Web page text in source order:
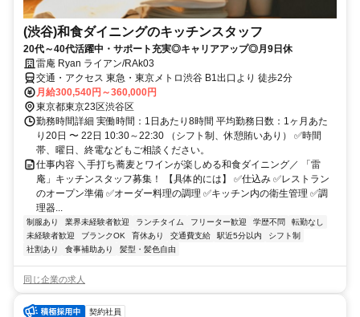
(渋谷)和食ダイニングのキッチンスタッフ
20代～40代活躍中・サポート充実◎キャリアアップ◎月9日休
雷庵 Ryan ライアン/RAk03
交通・アクセス 東急・東京メトロ渋谷 B1出口より 徒歩2分
月給300,540円～360,000円
東京都東京23区渋谷区
勤務時間詳細 実働時間：1日あたり8時間 平均勤務日数：1ヶ月あた
り20日 〜 22日 10:30～22:30 （シフト制、休憩賄いあり） ✅時間
帯、曜日、終電などもご相談ください。
仕事内容 ＼手打ち蕎麦とワインが楽しめる和食ダイニング／ 「雷
庵」キッチンスタッフ募集！ 【具体的には】 ✅仕込み ✅レストラン
のオープン準備 ✅オーダー料理の調理 ✅キッチン内の衛生管理 ✅調
理器...
制服あり 業界未経験者歓迎 ランチタイム フリーター歓迎 学歴不問
転勤なし
未経験者歓迎
ブランクOK 育休あり 交通費支給 駅近5分以内
シフト制
社割あり
食事補助あり 髪型・髪色自由
同じ企業の求人
契約社員